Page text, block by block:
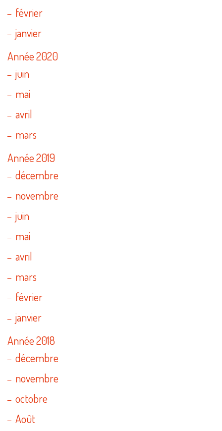
février
janvier
Année 2020
juin
mai
avril
mars
Année 2019
décembre
novembre
juin
mai
avril
mars
février
janvier
Année 2018
décembre
novembre
octobre
Août